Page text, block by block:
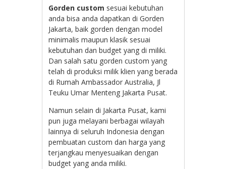
Gorden custom sesuai kebutuhan
anda bisa anda dapatkan di Gorden
Jakarta, baik gorden dengan model
minimalis maupun klasik sesuai
kebutuhan dan budget yang di miliki.
Dan salah satu gorden custom yang
telah di produksi milik klien yang berada
di Rumah Ambassador Australia, Jl
Teuku Umar Menteng Jakarta Pusat.
Namun selain di Jakarta Pusat, kami
pun juga melayani berbagai wilayah
lainnya di seluruh Indonesia dengan
pembuatan custom dan harga yang
terjangkau menyesuaikan dengan
budget yang anda miliki.